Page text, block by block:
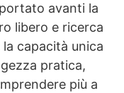
avanti la
libero e ricerca
capacità unica
pratica,
più a